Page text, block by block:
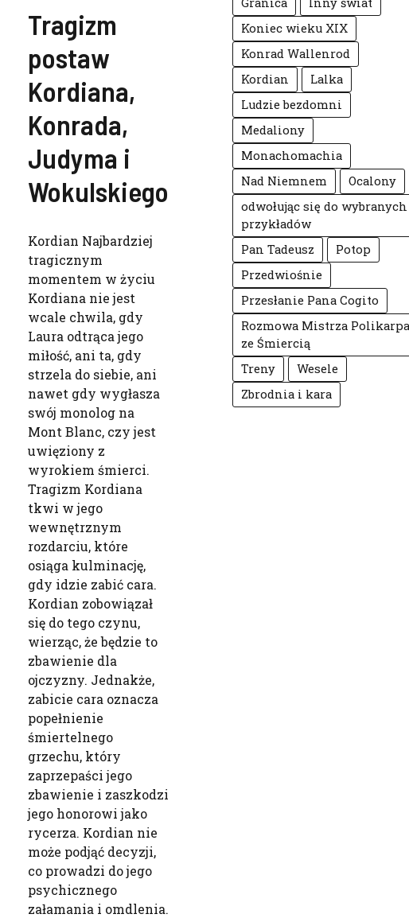
Tragizm
postaw
Kordiana,
Konrada,
Judyma i
Wokulskiego
Kordian Najbardziej
tragicznym
momentem w życiu
Kordiana nie jest
wcale chwila, gdy
Laura odtrąca jego
miłość, ani ta, gdy
strzela do siebie, ani
nawet gdy wygłasza
swój monolog na
Mont Blanc, czy jest
uwięziony z
wyrokiem śmierci.
Tragizm Kordiana
tkwi w jego
wewnętrznym
rozdarciu, które
osiąga kulminację,
gdy idzie zabić cara.
Kordian zobowiązał
się do tego czynu,
wierząc, że będzie to
zbawienie dla
ojczyzny. Jednakże,
zabicie cara oznacza
popełnienie
śmiertelnego
grzechu, który
zaprzepaści jego
zbawienie i zaszkodzi
jego honorowi jako
rycerza. Kordian nie
może podjąć decyzji,
co prowadzi do jego
psychicznego
załamania i omdlenia.
Koniec wieku XIX
Konrad Wallenrod
Kordian
Lalka
Ludzie bezdomni
Medaliony
Monachomachia
Nad Niemnem
Ocalony
odwołując się do wybranych
przykładów
Pan Tadeusz
Potop
Przedwiośnie
Przesłanie Pana Cogito
Rozmowa Mistrza Polikarpa
ze Śmiercią
Treny
Wesele
Zbrodnia i kara